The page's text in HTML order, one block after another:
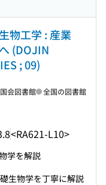
物工学 : 産業
(DOJIN
; 09)
<RA621-L10>
会図書館 全国の図書館
学を解説
生物学を丁寧に解説